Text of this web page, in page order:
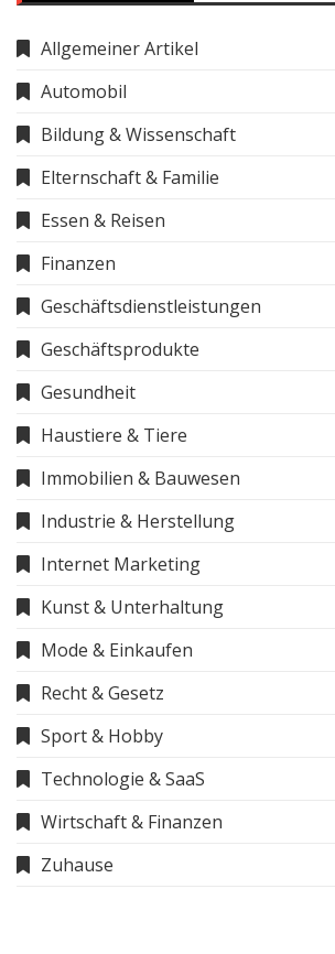
Allgemeiner Artikel
Automobil
Bildung & Wissenschaft
Elternschaft & Familie
Essen & Reisen
Finanzen
Geschäftsdienstleistungen
Geschäftsprodukte
Gesundheit
Haustiere & Tiere
Immobilien & Bauwesen
Industrie & Herstellung
Internet Marketing
Kunst & Unterhaltung
Mode & Einkaufen
Recht & Gesetz
Sport & Hobby
Technologie & SaaS
Wirtschaft & Finanzen
Zuhause